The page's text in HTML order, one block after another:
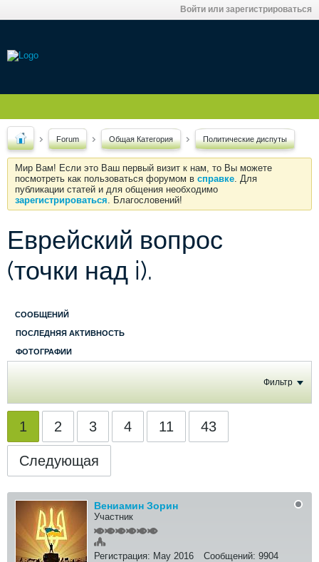
Войти или зарегистрироваться
Forum Общая Категория Политические диспуты
Мир Вам! Если это Ваш первый визит к нам, то Вы можете
посмотреть как пользоваться форумом в справке. Для
публикации статей и для общения необходимо
зарегистрироваться. Благословений!
Еврейский вопрос
(точки над i).
СООБЩЕНИЙ
ПОСЛЕДНЯЯ АКТИВНОСТЬ
ФОТОГРАФИИ
Фильтр
1 2 3 4 11 43
Следующая
Вениамин Зорин
Участник
Регистрация: May 2016 Сообщений: 9904